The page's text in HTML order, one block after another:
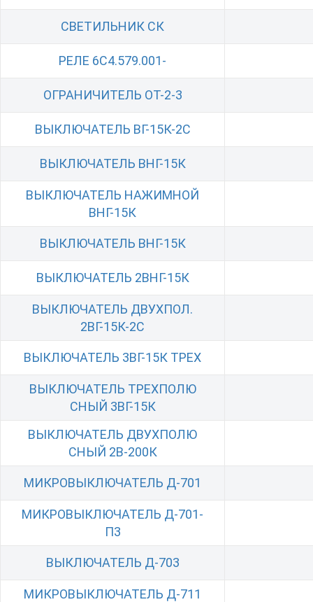
СВЕТИЛЬНИК СК
РЕЛЕ 6С4.579.001-
ОГРАНИЧИТЕЛЬ ОТ-2-3
ВЫКЛЮЧАТЕЛЬ ВГ-15К-2С
ВЫКЛЮЧАТЕЛЬ ВНГ-15К
ВЫКЛЮЧАТЕЛЬ НАЖИМНОЙ
ВНГ-15К
ВЫКЛЮЧАТЕЛЬ ВНГ-15К
ВЫКЛЮЧАТЕЛЬ 2ВНГ-15К
ВЫКЛЮЧАТЕЛЬ ДВУХПОЛ.
2ВГ-15К-2С
ВЫКЛЮЧАТЕЛЬ 3ВГ-15К ТРЕХ
ВЫКЛЮЧАТЕЛЬ ТРЕХПОЛЮ
СНЫЙ 3ВГ-15К
ВЫКЛЮЧАТЕЛЬ ДВУХПОЛЮ
СНЫЙ 2В-200К
МИКРОВЫКЛЮЧАТЕЛЬ Д-701
МИКРОВЫКЛЮЧАТЕЛЬ Д-701-
П3
ВЫКЛЮЧАТЕЛЬ Д-703
МИКРОВЫКЛЮЧАТЕЛЬ Д-711